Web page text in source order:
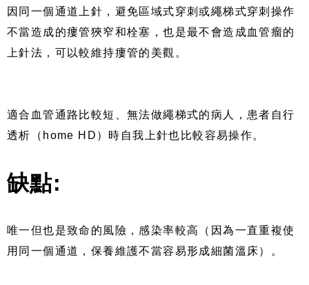
因同一個通道上針，避免區域式穿刺或繩梯式穿刺操作
不當造成的瘻管狹窄和栓塞，也是最不會造成血管瘤的
上針法，可以較維持瘻管的美觀。
適合血管通路比較短、無法做繩梯式的病人，患者自行
透析（home HD）時自我上針也比較容易操作。
缺點:
唯一但也是致命的風險，感染率較高（因為一直重複使
用同一個通道，保養維護不當容易形成細菌溫床）。